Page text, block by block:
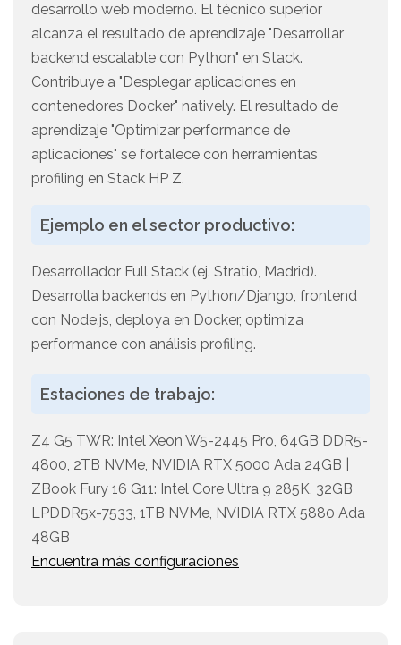
desarrollo web moderno. El técnico superior
alcanza el resultado de aprendizaje "Desarrollar
backend escalable con Python" en Stack.
Contribuye a "Desplegar aplicaciones en
contenedores Docker" natively. El resultado de
aprendizaje "Optimizar performance de
aplicaciones" se fortalece con herramientas
profiling en Stack HP Z.
Ejemplo en el sector productivo:
Desarrollador Full Stack (ej. Stratio, Madrid).
Desarrolla backends en Python/Django, frontend
con Node.js, deploya en Docker, optimiza
performance con análisis profiling.
Estaciones de trabajo:
Z4 G5 TWR: Intel Xeon W5-2445 Pro, 64GB DDR5-
4800, 2TB NVMe, NVIDIA RTX 5000 Ada 24GB |
ZBook Fury 16 G11: Intel Core Ultra 9 285K, 32GB
LPDDR5x-7533, 1TB NVMe, NVIDIA RTX 5880 Ada
48GB
Encuentra más configuraciones